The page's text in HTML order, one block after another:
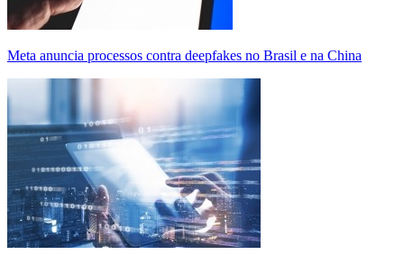
Meta anuncia processos contra deepfakes no Brasil e na China